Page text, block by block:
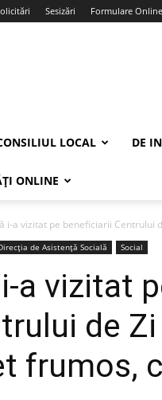
Sesizări Formulare Online
LOCAL DE
ONLINE
i-a vizitat pe beneficiarii Centrului
de Asistență Socială Social
a vizitat
de
frumos,